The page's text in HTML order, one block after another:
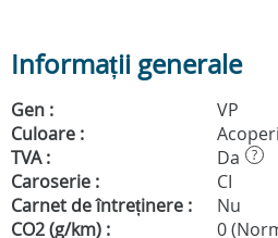
Informații generale
Gen :
VP
Culoare :
TVA :
Da ?
Caroserie :
CI
Carnet de întreținere :
Nu
CO2 (g/km) :
0